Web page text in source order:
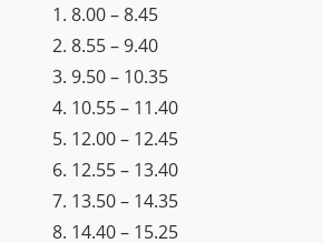
8.00 – 8.45
8.55 – 9.40
9.50 – 10.35
10.55 – 11.40
12.00 – 12.45
12.55 – 13.40
13.50 – 14.35
14.40 – 15.25